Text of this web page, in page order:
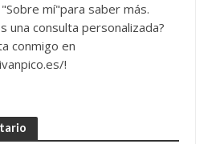
mí"para saber más.
una consulta personalizada?
conmigo en
!